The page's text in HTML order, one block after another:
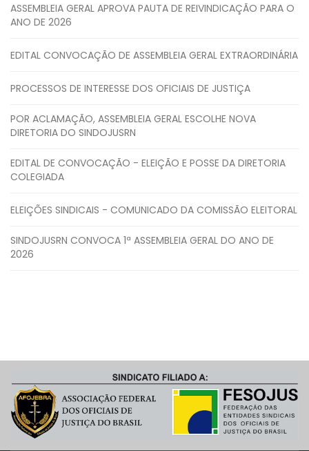
ASSEMBLEIA GERAL APROVA PAUTA DE REIVINDICAÇÃO PARA O
ANO DE 2026
EDITAL CONVOCAÇÃO DE ASSEMBLEIA GERAL EXTRAORDINÁRIA
PROCESSOS DE INTERESSE DOS OFICIAIS DE JUSTIÇA
POR ACLAMAÇÃO, ASSEMBLEIA GERAL ESCOLHE NOVA
DIRETORIA DO SINDOJUSRN
EDITAL DE CONVOCAÇÃO - ELEIÇÃO E POSSE DA DIRETORIA
COLEGIADA
ELEIÇÕES SINDICAIS - COMUNICADO DA COMISSÃO ELEITORAL
SINDOJUSRN CONVOCA 1ª ASSEMBLEIA GERAL DO ANO DE
2026